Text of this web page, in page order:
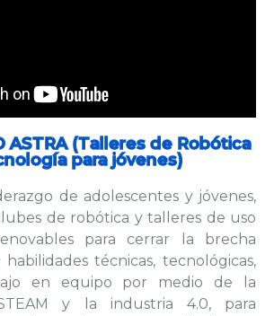
ASTRA (Talleres de Robótica
para jóvenes)
de adolescentes y jóvenes,
de robótica y talleres de uso
para cerrar la brecha
técnicas, tecnológicas,
en equipo por medio de la
y la industria 4.0, para